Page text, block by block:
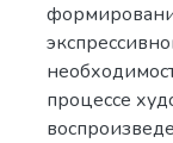
процессе